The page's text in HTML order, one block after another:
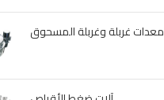
معدات غربلة وغربلة المسحوق